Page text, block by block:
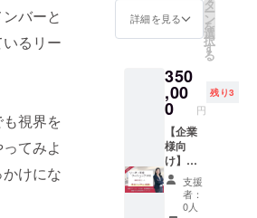
バーと
るリー
視界を
てみよ
けにな
（郵
送） ※
ご希望
て、3回
セット
もご用
意して
います
※3回ご
希望の
場合は
該当リ
ターン
し） ●
開催概
2025年
8月27日
（水）
18:00〜
20:00
・会
場：戸
板女子
短期大
学（東
な目線
で、ど
えま
す。
「今、
自分が
どこに
いるの
かを整
理した
い」
「やっ
ルアド
納品）
あなた
に似合
う 骨
格診断
（一部
パーソ
ナルカ
ラーの
傾向も
す】
・9月
4日以降
される
出版記
念パー
ティ
（都
内）
・書
店イベ
ント・
販促活
パー
ティ会
場に掲
の「協
賛企業
ロゴ入
り・自
立型バ
ナー」
に掲載
（ロゴ
中サイ
ズ）
らない
理由」
や「対
てる関
わり
方」な
ど、著
書の要
点を
ベース
にした
実践的
なセミ
協賛Cプ
ラン】
共創
ナー枠
本プロ
ジェク
トの理
念にご
賛同い
ただけ
る企業
様向け
に、特
詳細を見る
タ
ー
ン
を
選
択
す
る
350
,00
0 円
残り3
【企業
様向
け】
リー
ダー育
成ワー
支援
者：
0人